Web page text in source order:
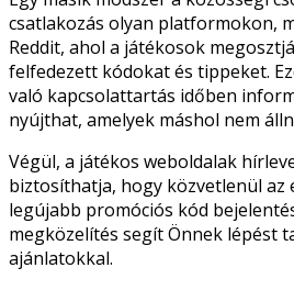
csatlakozás olyan platformokon,
Reddit, ahol a játékosok
felfedezett kódokat és tippeket.
való kapcsolattartás időben
nyújthat, amelyek máshol nem
Végül, a játékos weboldalak
biztosíthatja, hogy közvetlenül az
legújabb promóciós kód
megközelítés segít Önnek lépést
ajánlatokkal.